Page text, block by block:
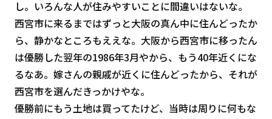
し。いろんな人が住みやすいことに間違いはないな。
西宮市に来るまではずっと大阪の真ん中に住んどったか
ら、静かなところもええな。大阪から西宮市に移ったん
は優勝した翌年の1986年3月やから、もう40年近くにな
るなあ。嫁さんの親戚が近くに住んどったから、それが
西宮市を選んだきっかけやな。
優勝前にもう土地は買ってたけど、当時は周りに何もな